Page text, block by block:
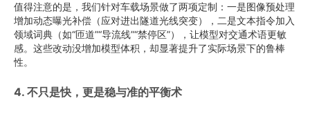
值得注意的是，我们针对车载场景做了两项定制：一是图像预处理
增加动态曝光补偿（应对进出隧道光线突变），二是文本指令加入
领域词典（如“匝道”“导流线”“禁停区”），让模型对交通术语更敏
感。这些改动没增加模型体积，却显著提升了实际场景下的鲁棒
性。
4. 不只是快，更是稳与准的平衡术